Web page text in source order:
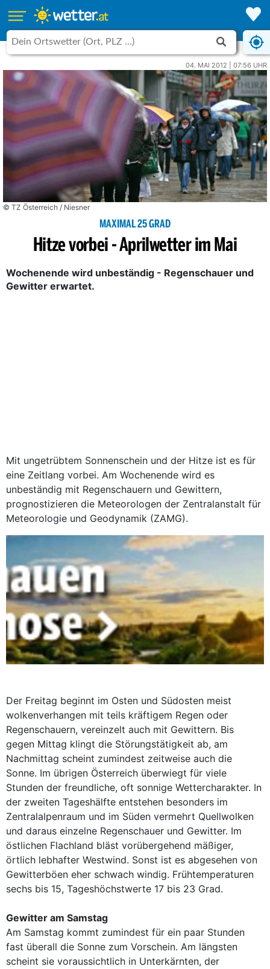
04. MAI 2012 | 07:56 UHR
© TZ Österreich / Niesner
MAXIMAL 25 GRAD
Hitze vorbei - Aprilwetter im Mai
Wochenende wird unbeständig - Regenschauer und
Gewitter erwartet.
Mit ungetrübtem Sonnenschein und der Hitze ist es für
eine Zeitlang vorbei. Am Wochenende wird es
unbeständig mit Regenschauern und Gewittern,
prognostizieren die Meteorologen der Zentralanstalt für
Meteorologie und Geodynamik (ZAMG).
Der Freitag beginnt im Osten und Südosten meist
wolkenverhangen mit teils kräftigem Regen oder
Regenschauern, vereinzelt auch mit Gewittern. Bis
gegen Mittag klingt die Störungstätigkeit ab, am
Nachmittag scheint zumindest zeitweise auch die
Sonne. Im übrigen Österreich überwiegt für viele
Stunden der freundliche, oft sonnige Wettercharakter. In
der zweiten Tageshälfte entstehen besonders im
Zentralalpenraum und im Süden vermehrt Quellwolken
und daraus einzelne Regenschauer und Gewitter. Im
östlichen Flachland bläst vorübergehend mäßiger,
örtlich lebhafter Westwind. Sonst ist es abgesehen von
Gewitterböen eher schwach windig. Frühtemperaturen
sechs bis 15, Tageshöchstwerte 17 bis 23 Grad.
Gewitter am Samstag
Am Samstag kommt zumindest für ein paar Stunden
fast überall die Sonne zum Vorschein. Am längsten
scheint sie voraussichtlich in Unterkärnten, der